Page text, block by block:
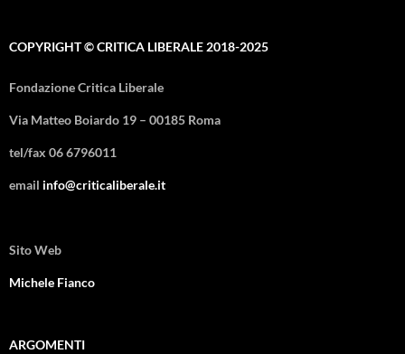
COPYRIGHT © CRITICA LIBERALE 2018-2025
Fondazione Critica Liberale
Via Matteo Boiardo 19 – 00185 Roma
tel/fax 06 6796011
email info@criticaliberale.it
Sito Web
Michele Fianco
ARGOMENTI